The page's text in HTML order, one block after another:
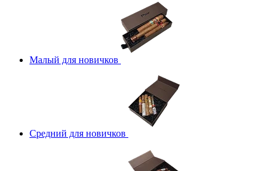
Малый для новичков
Средний для новичков